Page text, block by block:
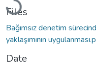
Files
Bağımsız denetim
yaklaşımının
Date